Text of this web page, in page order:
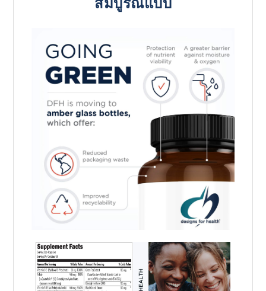
สมบูรณ์แบบ